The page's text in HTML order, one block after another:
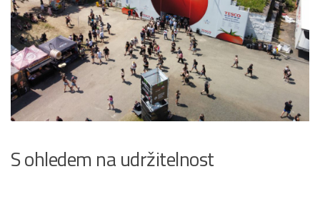
S ohledem na udržitelnost